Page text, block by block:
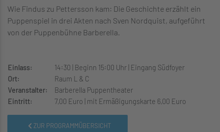
Wie Findus zu Pettersson kam: Die Geschichte erzählt ein
Puppenspiel in drei Akten nach Sven Nordquist, aufgeführt
von der Puppenbühne Barberella.
Einlass:
14:30 | Beginn 15:00 Uhr | Eingang Südfoyer
Ort:
Raum L & C
Veranstalter:
Barberella Puppentheater
Eintritt:
7,00 Euro | mit Ermäßigungskarte 6,00 Euro
ZUR PROGRAMMÜBERSICHT